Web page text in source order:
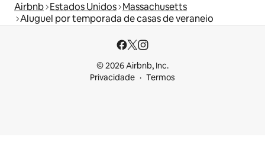
Airbnb Estados Unidos Massachusetts
Aluguel por temporada de casas de veraneio
© 2026 Airbnb, Inc.
Privacidade
Termos